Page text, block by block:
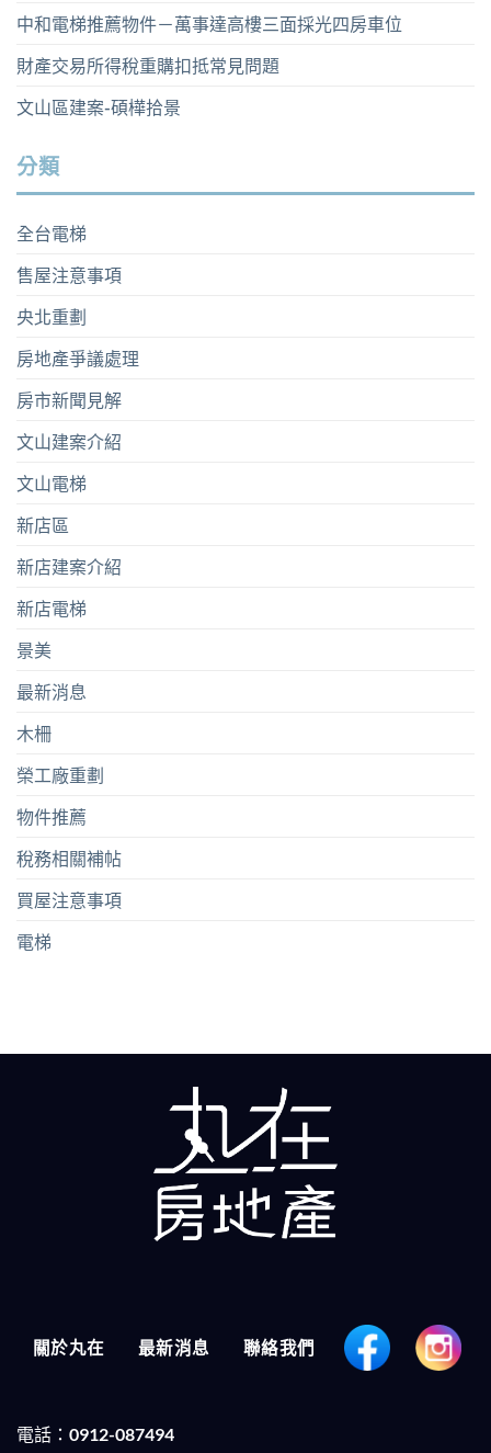
中和電梯推薦物件－萬事達高樓三面採光四房車位
財產交易所得稅重購扣抵常見問題
文山區建案-碩樺拾景
分類
全台電梯
售屋注意事項
央北重劃
房地產爭議處理
房市新聞見解
文山建案介紹
文山電梯
新店區
新店建案介紹
新店電梯
景美
最新消息
木柵
榮工廠重劃
物件推薦
稅務相關補帖
買屋注意事項
電梯
關於丸在 最新消息 聯絡我們
電話：0912-087494